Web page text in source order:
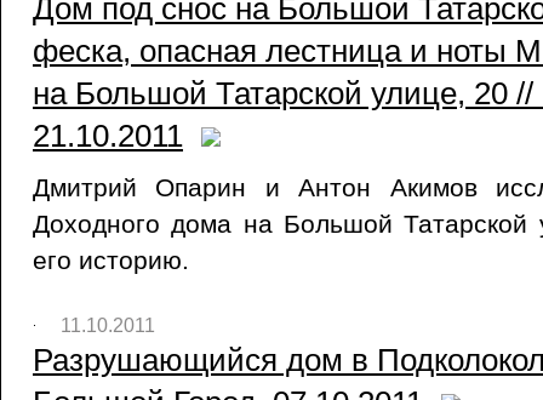
Дом под снос на Большой
феска, опасная лестница и ноты
на Большой Татарской улице, 20
21.10.2011
Дмитрий Опарин и Антон Акимов
Доходного дома на Большой Татарской
его историю.
11.10.2011
Разрушающийся дом в